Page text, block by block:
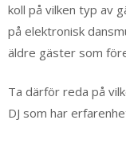
koll på vilken typ av
på elektronisk
äldre gäster som
Ta därför reda på
DJ som har